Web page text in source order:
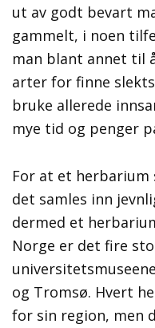
ut av godt bevart
gammelt, i noen
man blant annet til
arter for finne
bruke allerede
mye tid og penger
For at et herbarium
det samles inn
dermed et
Norge er det fire
og Tromsø. Hvert
for sin region, men